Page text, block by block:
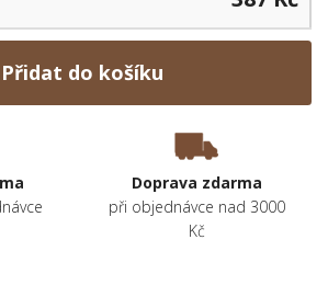
Přidat do košíku
Doprava zdarma
při objednávce nad 3000
Kč